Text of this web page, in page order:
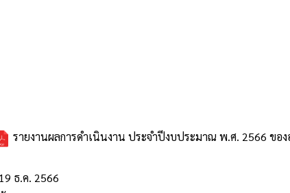
รายงานผลการดำเนินงาน ประจำปีงบประมาณ พ.ศ. 2566 ขอ
ธ.ค. 2566